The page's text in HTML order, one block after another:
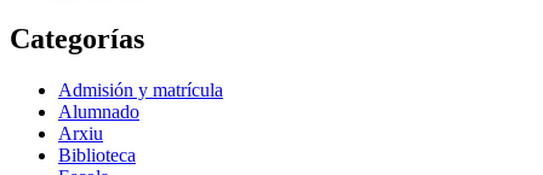
Categorías
Admisión y matrícula
Alumnado
Arxiu
Biblioteca